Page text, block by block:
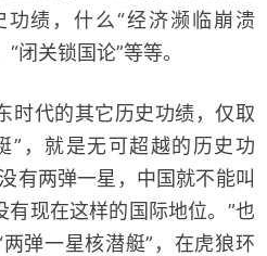
绩，什么“经济濒临崩溃
闭关锁国论”等等。
代的其它历史功绩，仅取
”，就是无可超越的历史功
有两弹一星，中国就不能叫
现在这样的国际地位。”也
弹一星核潜艇”，在虎狼环